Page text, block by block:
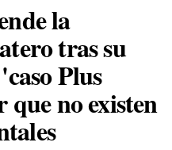
la
tras su
Plus
no existen